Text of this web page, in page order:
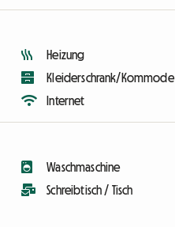
Heizung
Kleiderschrank/Kommode
Internet
Waschmaschine
Schreibtisch / Tisch